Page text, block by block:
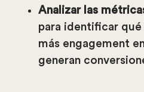
Analizar las
para identificar
más engagement
generan